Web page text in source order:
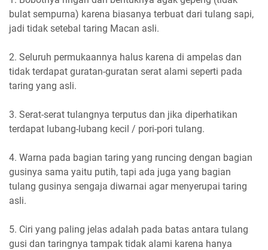
bulat sempurna) karena biasanya terbuat dari tulang sapi,
jadi tidak setebal taring Macan asli.
2. Seluruh permukaannya halus karena di ampelas dan
tidak terdapat guratan-guratan serat alami seperti pada
taring yang asli.
3. Serat-serat tulangnya terputus dan jika diperhatikan
terdapat lubang-lubang kecil / pori-pori tulang.
4. Warna pada bagian taring yang runcing dengan bagian
gusinya sama yaitu putih, tapi ada juga yang bagian
tulang gusinya sengaja diwarnai agar menyerupai taring
asli.
5. Ciri yang paling jelas adalah pada batas antara tulang
gusi dan taringnya tampak tidak alami karena hanya